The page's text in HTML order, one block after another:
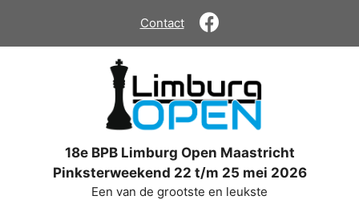
de
Contact
18e BPB Limburg Open Maastricht
Pinksterweekend 22 t/m 25 mei 2026
Een van de grootste en leukste